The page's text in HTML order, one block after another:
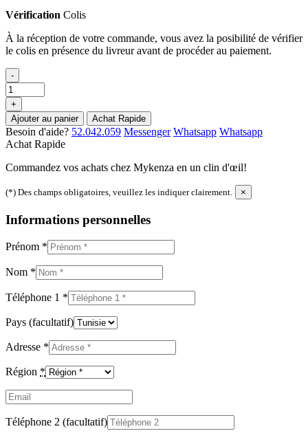
Vérification Colis
À la réception de votre commande, vous avez la posibilité de vérifier
le colis en présence du livreur avant de procéder au paiement.
-
+
Ajouter au panier
Achat Rapide
Besoin d'aide? 52.042.059 Messenger Whatsapp Whatsapp
Achat Rapide
Commandez vos achats chez Mykenza en un clin d'œil!
(*) Des champs obligatoires, veuillez les indiquer clairement. ×
Informations personnelles
Prénom *
Nom *
Téléphone 1 *
Pays (facultatif)
Adresse *
Région *
Email
Téléphone 2 (facultatif)